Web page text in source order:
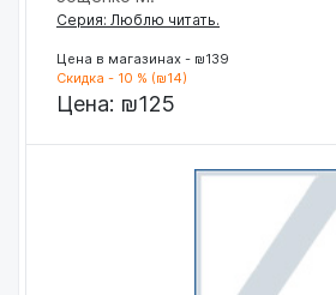
Серия: Люблю читать.
Цена в магазинах - ₪139
Скидка - 10 % (₪14)
Цена: ₪125